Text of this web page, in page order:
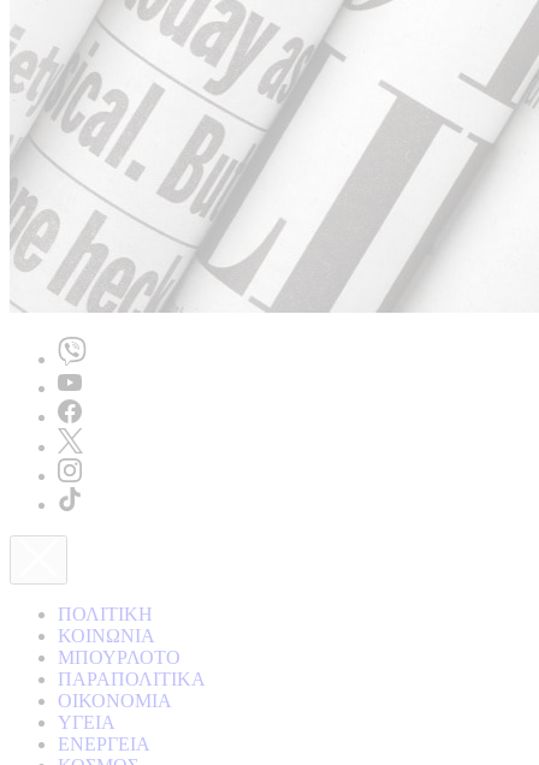
ΠΟΛΙΤΙΚΗ
ΚΟΙΝΩΝΙΑ
ΜΠΟΥΡΛΟΤΟ
ΠΑΡΑΠΟΛΙΤΙΚΑ
ΟΙΚΟΝΟΜΙΑ
ΥΓΕΙΑ
ΕΝΕΡΓΕΙΑ